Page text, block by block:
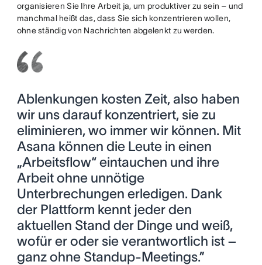
organisieren Sie Ihre Arbeit ja, um produktiver zu sein – und
manchmal heißt das, dass Sie sich konzentrieren wollen,
ohne ständig von Nachrichten abgelenkt zu werden.
Ablenkungen kosten Zeit, also haben
wir uns darauf konzentriert, sie zu
eliminieren, wo immer wir können. Mit
Asana können die Leute in einen
„Arbeitsflow“ eintauchen und ihre
Arbeit ohne unnötige
Unterbrechungen erledigen. Dank
der Plattform kennt jeder den
aktuellen Stand der Dinge und weiß,
wofür er oder sie verantwortlich ist –
ganz ohne Standup-Meetings.”